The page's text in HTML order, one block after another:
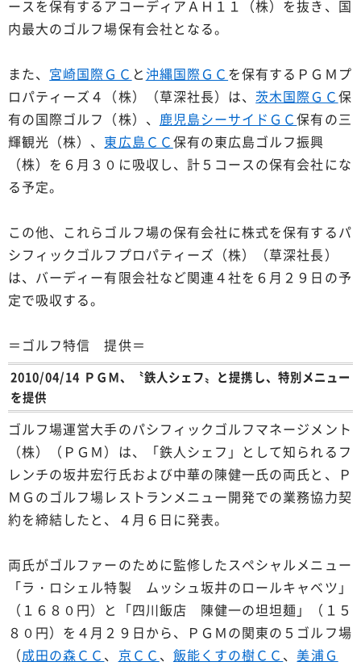
ースを保有するアコーディアＡＨ１１（株）を抜き、国
内最大のゴルフ場保有会社となる。
また、 宮崎国際ＧＣ と沖縄国際ＧＣ を保有するＰＧＭプ
ロパティーズ４（株）（草深社長）は、茨木国際ＧＣ保
有の国際ゴルフ（株）、 鹿児島シーサイドＧＣ保有の三
輝観光（株）、 東広島ＣＣ保有の東広島ゴルフ振興
（株）を６月３０に吸収し、計５コースの保有会社にな
る予定。
この他、これらゴルフ場の保有会社に株式を保有するパ
シフィックゴルフプロパティーズ（株）（草深社長）
は、バーディー有限会社など関連４社を６月２９日の予
定で吸収する。
＝ゴルフ特信 提供＝
2010/04/14 ＰＧＭ、〝鉄人シェフ〟と提携し、特別メニュー
を提供
ゴルフ場運営大手のパシフィックゴルフマネージメント
（株）（ＰＧＭ）は、「鉄人シェフ」として知られるフ
レンチの坂井宏行氏および中華の陳健一氏の両氏と、Ｐ
ＭＧのゴルフ場レストランメニュー開発での業務協力契
約を締結したと、４月６日に発表。
両氏がゴルファーのために監修したスペシャルメニュー
「ラ・ロシェル特製 ムッシュ坂井のロールキャベツ」
（１６８０円）と「四川飯店 陳健一の坦坦麺」（１５
８０円）を４月２９日から、ＰＧＭの関東の５ゴルフ場
（成田の森ＣＣ 、 京ＣＣ 、 飯能くすの樹ＣＣ 、 美浦Ｇ